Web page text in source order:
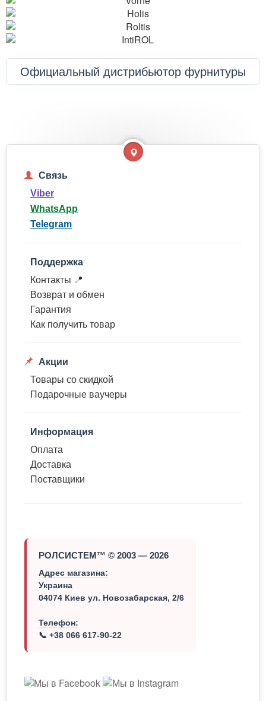
Официальный дистрибьютор фурнитуры
Связь
Viber
WhatsApp
Telegram
Поддержка
Контакты 📍
Возврат и обмен
Гарантия
Как получить товар
Акции
Товары со скидкой
Подарочные ваучеры
Информация
Оплата
Доставка
Поставщики
РОЛСИСТЕМ™ © 2003 — 2026
Адрес магазина:
Украина
04074 Киев ул. Новозабарская, 2/6
Телефон:
📞 +38 066 617-90-22